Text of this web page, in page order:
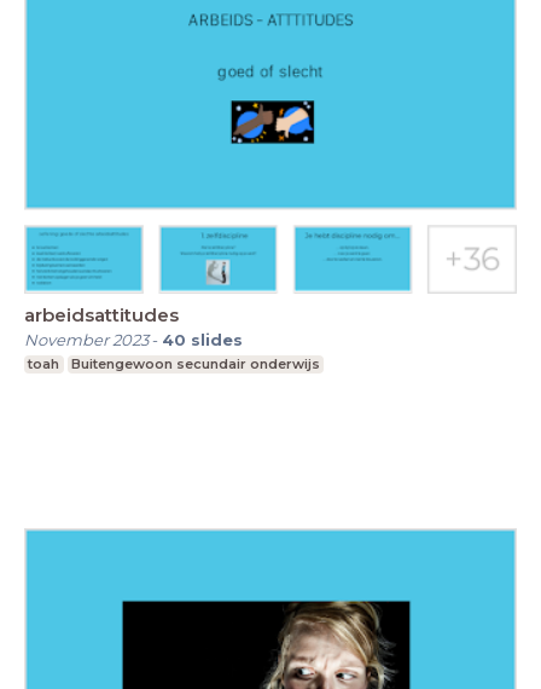
arbeidsattitudes
November 2023- 40 slides
toah Buitengewoon secundair onderwijs